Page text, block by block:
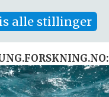
alle stillinger